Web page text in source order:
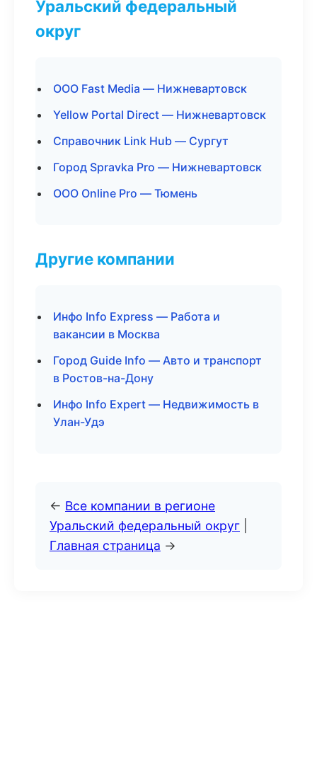
Уральский федеральный
округ
ООО Fast Media — Нижневартовск
Yellow Portal Direct — Нижневартовск
Справочник Link Hub — Сургут
Город Spravka Pro — Нижневартовск
ООО Online Pro — Тюмень
Другие компании
Инфо Info Express — Работа и
вакансии в Москва
Город Guide Info — Авто и транспорт
в Ростов-на-Дону
Инфо Info Expert — Недвижимость в
Улан-Удэ
← Все компании в регионе
Уральский федеральный округ
Главная страница →